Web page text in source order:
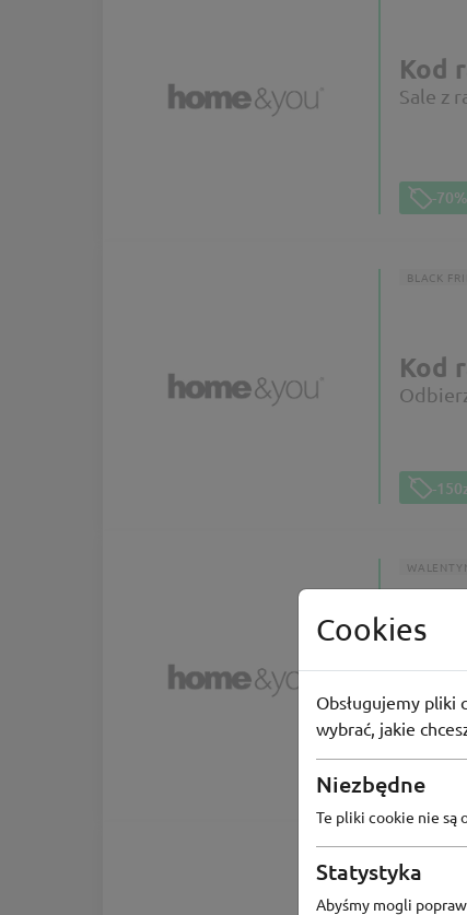
Kod
Sale z
-70%
BLACK
Kod
-
Cookies
Obsługujemy pliki
wybrać, jakie
Niezbędne
Te pliki cookie nie są
Statystyka
Abyśmy mogli